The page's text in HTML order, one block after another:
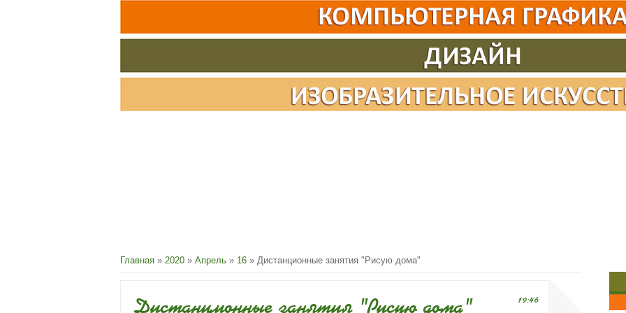
Главная » 2020 » Апрель » 16 » Дистанционные занятия "Рисую дома"
19:46
Дистанционные занятия "Рисую дома"